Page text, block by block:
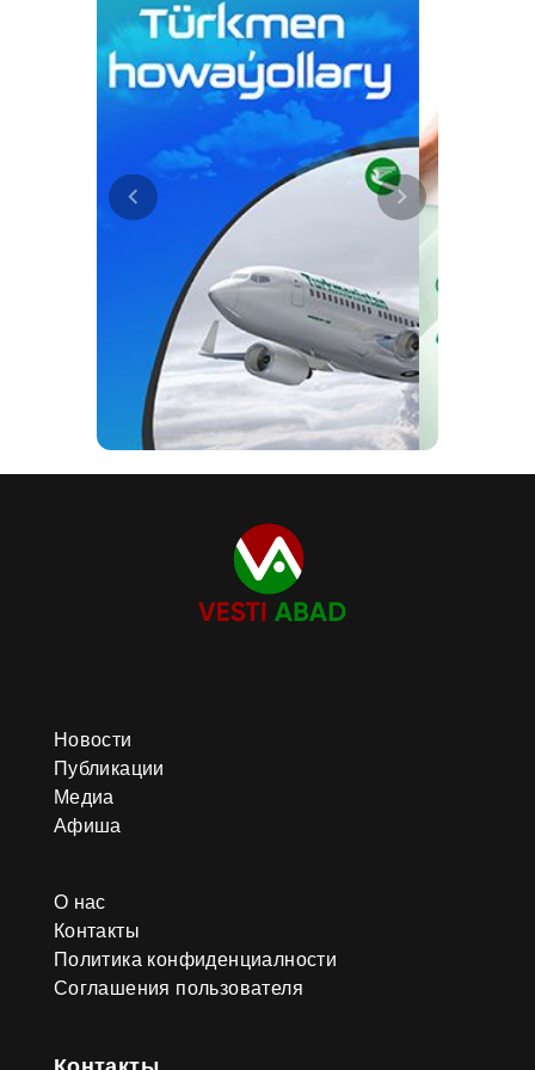
детей. Эти комплексные меры
направлены на улучшение
качества медицинского
обслуживания, предоставление
современной инфраструктуры и
передового оборудования, а
также на пропаганду здорового
образа жизни среди населения.
Новости
Публикации
Медиа
Афиша
О нас
Контакты
Политика конфиденциалности
Соглашения пользователя